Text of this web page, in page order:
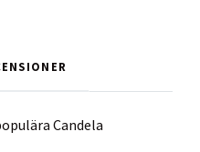
Candela